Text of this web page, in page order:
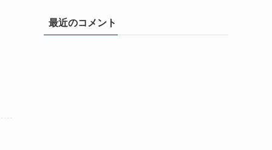
最近のコメント